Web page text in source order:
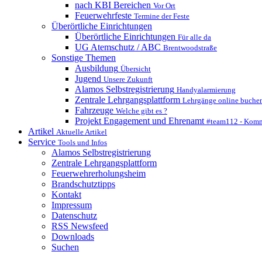
nach KBI Bereichen Vor Ort
Feuerwehrfeste Termine der Feste
Überörtliche Einrichtungen
Überörtliche Einrichtungen Für alle da
UG Atemschutz / ABC Brentwoodstraße
Sonstige Themen
Ausbildung Übersicht
Jugend Unsere Zukunft
Alamos Selbstregistrierung Handyalarmierung
Zentrale Lehrgangsplattform Lehrgänge online
Fahrzeuge Welche gibt es ?
Projekt Engagement und Ehrenamt #team112 -
Artikel Aktuelle Artikel
Service Tools und Infos
Alamos Selbstregistrierung
Zentrale Lehrgangsplattform
Feuerwehrerholungsheim
Brandschutztipps
Kontakt
Impressum
Datenschutz
RSS Newsfeed
Downloads
Suchen